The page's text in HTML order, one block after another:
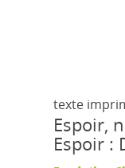
texte
Espoir,
Espoir :